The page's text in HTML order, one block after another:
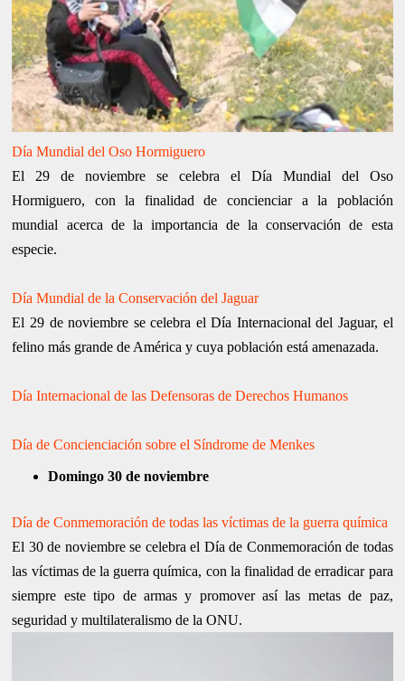
Día Mundial del Oso Hormiguero
El 29 de noviembre se celebra el Día Mundial del Oso
Hormiguero, con la finalidad de concienciar a la población
mundial acerca de la importancia de la conservación de esta
especie.
Día Mundial de la Conservación del Jaguar
El 29 de noviembre se celebra el Día Internacional del Jaguar, el
felino más grande de América y cuya población está amenazada.
Día Internacional de las Defensoras de Derechos Humanos
Día de Concienciación sobre el Síndrome de Menkes
Domingo 30 de noviembre
Día de Conmemoración de todas las víctimas de la guerra química
El 30 de noviembre se celebra el Día de Conmemoración de todas
las víctimas de la guerra química, con la finalidad de erradicar para
siempre este tipo de armas y promover así las metas de paz,
seguridad y multilateralismo de la ONU.